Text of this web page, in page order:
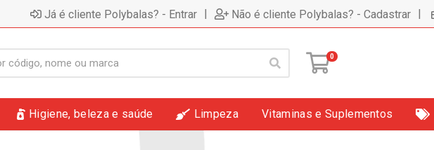
Já é cliente Polybalas? - Entrar | Não é cliente Polybalas? - Cadastrar |
0
Higiene, beleza e saúde Limpeza Vitaminas e Suplementos